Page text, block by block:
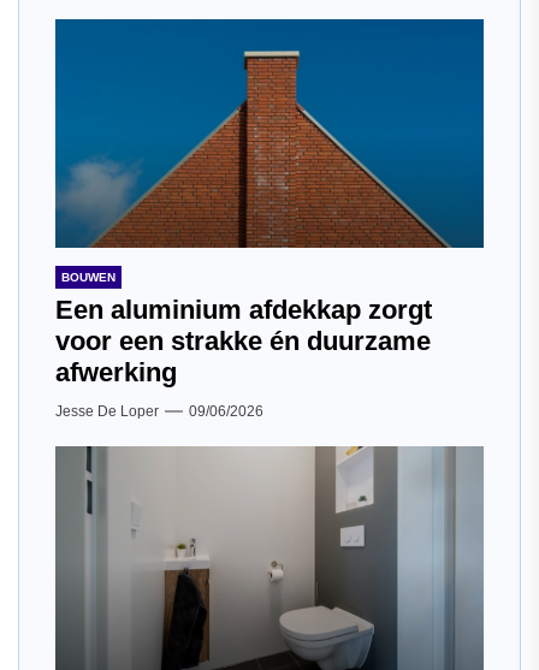
BOUWEN
Een aluminium afdekkap zorgt
voor een strakke én duurzame
afwerking
Jesse De Loper 09/06/2026